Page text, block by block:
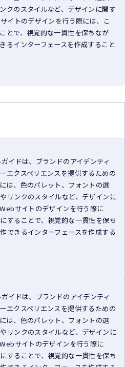
クのスタイルなど、デザインに関す
イトのデザインを行う際には、こ
とで、視覚的な一貫性を保ちなが
るインターフェースを作成すること
イドは、ブランドのアイデンティ
エクスペリエンスを提供するための
は、色のパレット、フォントの選
リンクのスタイルなど、デザインに
サイトのデザインを行う際に
することで、視覚的な一貫性を保ち
できるインターフェースを作成する
イドは、ブランドのアイデンティ
エクスペリエンスを提供するための
は、色のパレット、フォントの選
リンクのスタイルなど、デザインに
サイトのデザインを行う際に
することで、視覚的な一貫性を保ち